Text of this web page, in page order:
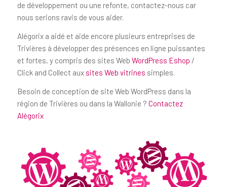
de développement ou une refonte, contactez-nous car
nous serions ravis de vous aider.
Alégorix a aidé et aide encore plusieurs entreprises de
Trivières à développer des présences en ligne puissantes
et fortes, y compris des sites Web WordPress Eshop /
Click and Collect aux sites Web vitrines simples.
Besoin de conception de site Web WordPress dans la
région de Trivières ou dans la Wallonie ? Contactez
Alégorix